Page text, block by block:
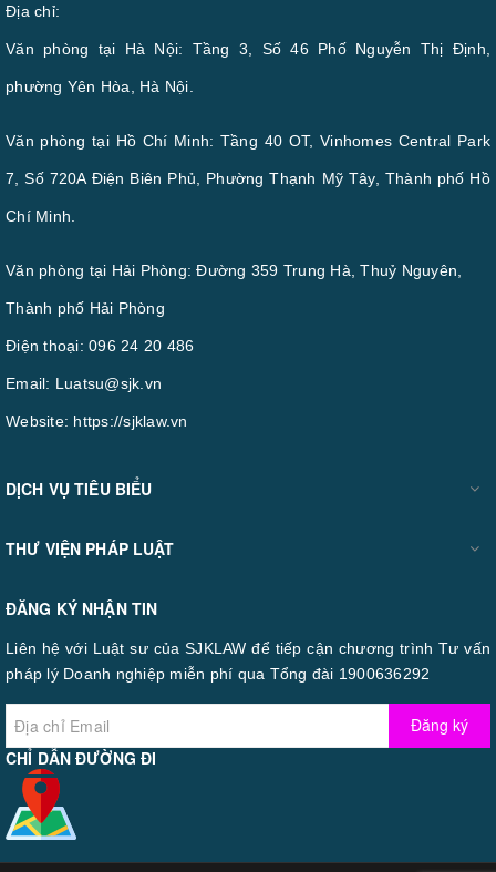
Địa chỉ:
Văn phòng tại Hà Nội: Tầng 3, Số 46 Phố Nguyễn Thị Định,
phường Yên Hòa, Hà Nội.
Văn phòng tại Hồ Chí Minh: Tầng 40 OT, Vinhomes Central Park
7, Số 720A Điện Biên Phủ, Phường Thạnh Mỹ Tây, Thành phố Hồ
Chí Minh.
Văn phòng tại Hải Phòng: Đường 359 Trung Hà, Thuỷ Nguyên,
Thành phố Hải Phòng
Điện thoại: 096 24 20 486
Email: Luatsu@sjk.vn
Website: https://sjklaw.vn
DỊCH VỤ TIÊU BIỂU
THƯ VIỆN PHÁP LUẬT
ĐĂNG KÝ NHẬN TIN
Liên hệ với Luật sư của SJKLAW để tiếp cận chương trình Tư vấn
pháp lý Doanh nghiệp miễn phí qua Tổng đài 1900636292
Đăng ký
CHỈ DẪN ĐƯỜNG ĐI